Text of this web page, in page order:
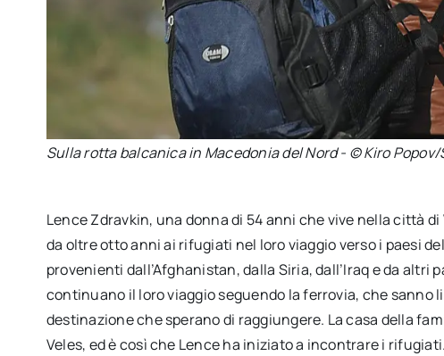
Sulla rotta balcanica in Macedonia del Nord - © Kiro
Lence Zdravkin, una donna di 54 anni che vive nella città
da oltre otto anni ai rifugiati nel loro viaggio verso i paesi
provenienti dall’Afghanistan, dalla Siria, dall’Iraq e da altri
continuano il loro viaggio seguendo la ferrovia, che sanno
destinazione che sperano di raggiungere. La casa della
Veles, ed è così che Lence ha iniziato a incontrare i rifugiati.